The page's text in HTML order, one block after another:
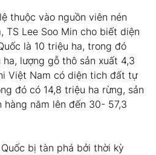
thuộc vào nguồn viên nén
TS Lee Soo Min cho biết diện
là 10 triệu ha, trong đó
lượng gỗ thô sản xuất 4,3
Việt Nam có diện tich đất tự
đó có 14,8 triệu ha rừng, sản
năm lên đến 30- 57,3
bị tàn phá bởi thời kỳ